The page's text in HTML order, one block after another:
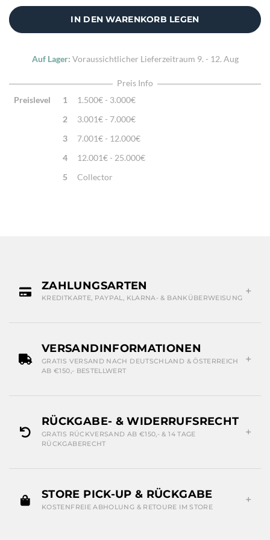
IN DEN WARENKORB LEGEN
Auf Lager: Voraussichtlicher Lieferzeitraum 9. - 12. Aug
Preis Info
Preislevel
1
1.500€ - 3.000€
2
3.001€ - 7.000€
3
7.001€ - 12.000€
4
12.001€ - 25.000€
5
Collector
ZAHLUNGSARTEN
KREDITKARTE, PAYPAL, KLARNA- & BANKÜBERWEISUNG
VERSANDINFORMATIONEN
GRATIS VERSAND NACH DEUTSCHLAND & ÖSTERREICH
AB €150,- BESTELLWERT
RÜCKGABE- & WIDERRUFSRECHT
GRATIS RÜCKVERSAND AB €150,- & 14 TAGE
RÜCKGABERECHT
STORE PICK-UP & RÜCKGABE
KOSTENFREIE ABHOLUNG & RETOURE IM STORE